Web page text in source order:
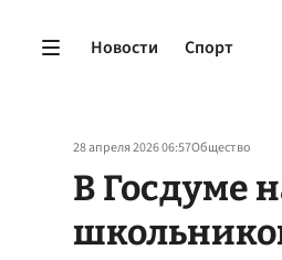
Новости Спорт
28 апреля 2026 06:57Общество
В Госдуме